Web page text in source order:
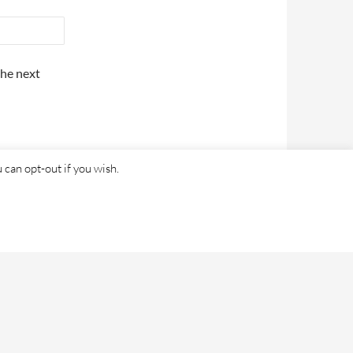
next
opt-out if you wish.